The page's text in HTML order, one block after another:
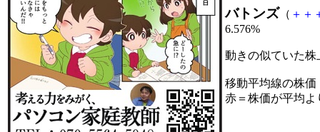
バトンズ （ ＋ ＋
6.576%
動きの似ていた
移動平均線の株価
赤＝株価が平均